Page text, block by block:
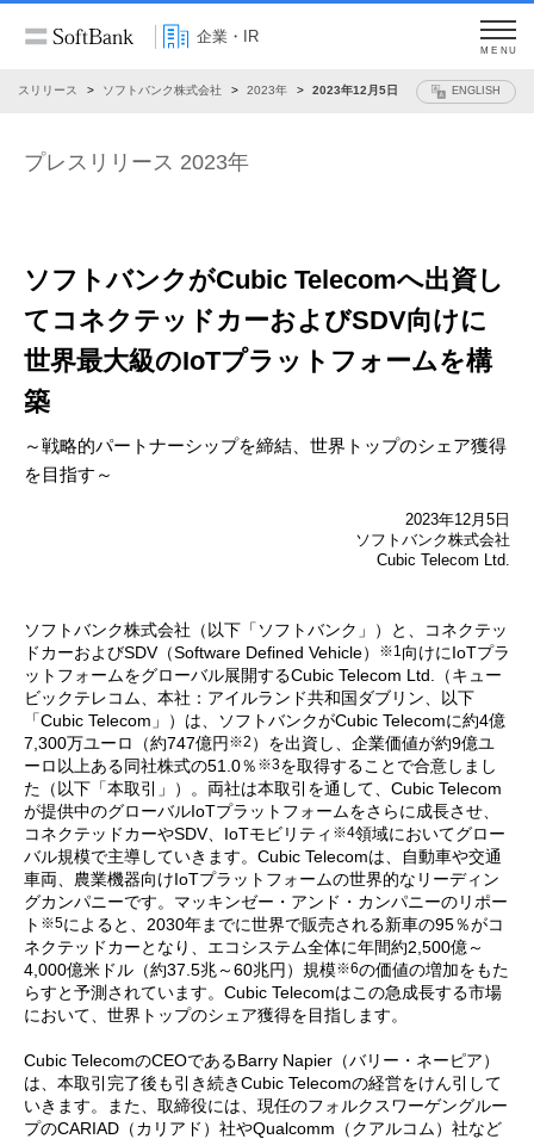
企業・IR
MENU
レスリリース ソフトバンク株式会社 2023年 2023年12月5日 ENGLISH
プレスリリース 2023年
ソフトバンクがCubic Telecomへ出資し
て コネクテッドカーおよびSDV向けに
世界最大級のIoTプラットフォームを構
築
～戦略的パートナーシップを締結、世界トップのシェア獲得
を目指す～
2023年12月5日
ソフトバンク株式会社
Cubic Telecom Ltd.
ソフトバンク株式会社（以下「ソフトバンク」）と、コネクテッ
ドカーおよびSDV（Software Defined Vehicle）
※1 向けにIoTプラ
ットフォームをグローバル展開するCubic Telecom Ltd.（キュー
ビックテレコム、本社：アイルランド共和国ダブリン、以下
「Cubic Telecom」）は、ソフトバンクがCubic Telecomに約4億
7,300万ユーロ（約747億円 ※2 ）を出資し、企業価値が約9億ユ
ーロ以上ある同社株式の51.0％ ※3を取得することで合意しまし
た（以下「本取引」）。両社は本取引を通して、Cubic Telecom
が提供中のグローバルIoTプラットフォームをさらに成長させ、
コネクテッドカーやSDV、IoTモビリティ ※4領域においてグロー
バル規模で主導していきます。Cubic Telecomは、自動車や交通
車両、農業機器向けIoTプラットフォームの世界的なリーディン
グカンパニーです。マッキンゼー・アンド・カンパニーのリポー
ト ※5によると、2030年までに世界で販売される新車の95％がコ
ネクテッドカーとなり、エコシステム全体に年間約2,500億～
4,000億米ドル（約37.5兆～60兆円）規模※6の価値の増加をもた
らすと予測されています。Cubic Telecomはこの急成長する市場
において、世界トップのシェア獲得を目指します。
Cubic TelecomのCEOであるBarry Napier（バリー・ネーピア）
は、本取引完了後も引き続きCubic Telecomの経営をけん引して
いきます。また、取締役には、現任のフォルクスワーゲングルー
プのCARIAD（カリアド）社やQualcomm（クアルコム）社など